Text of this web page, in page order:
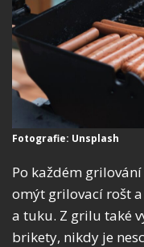
Fotografie: Unsplash
Po každém
omýt grilovací rošt
a tuku. Z grilu také
brikety, nikdy je